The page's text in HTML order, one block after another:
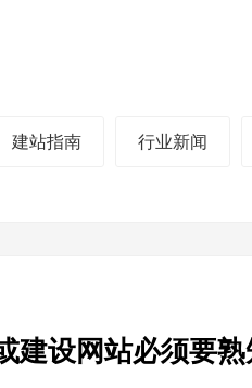
建站指南 行业新闻
建设网站必须要